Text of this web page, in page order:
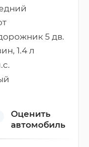
5 дв.
1.4 л
Оценить
автомобиль